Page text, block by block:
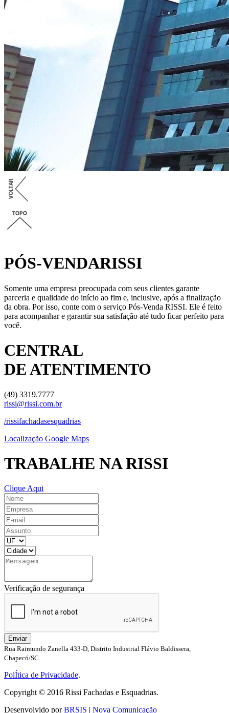
PÓS-VENDARISSI
Somente uma empresa preocupada com seus clientes garante
parceria e qualidade do início ao fim e, inclusive, após a finalização
da obra. Por isso, conte com o serviço Pós-Venda RISSI. Ele é feito
para acompanhar e garantir sua satisfação até tudo ficar perfeito para
você.
CENTRAL
DE ATENTIMENTO
(49) 3319.7777
rissi@rissi.com.br
/rissifachadasesquadrias
Localização Google Maps
TRABALHE NA RISSI
Clique Aqui
Verificação de segurança
Enviar
Rua Raimundo Zanella 433-D, Distrito Industrial Flávio Baldissera,
Chapecó/SC
PolÍtica de Privacidade.
Copyright © 2016 Rissi Fachadas e Esquadrias.
Desenvolvido porBRSIS Nova Comunicação